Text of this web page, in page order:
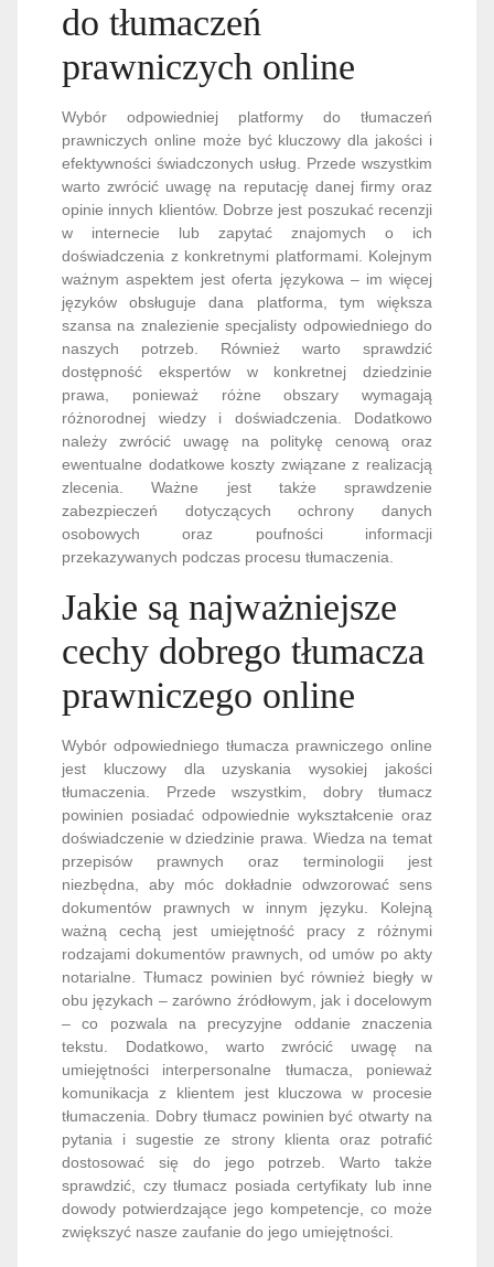
do tłumaczeń
prawniczych online
Wybór odpowiedniej platformy do tłumaczeń
prawniczych online może być kluczowy dla jakości i
efektywności świadczonych usług. Przede wszystkim
warto zwrócić uwagę na reputację danej firmy oraz
opinie innych klientów. Dobrze jest poszukać recenzji
w internecie lub zapytać znajomych o ich
doświadczenia z konkretnymi platformami. Kolejnym
ważnym aspektem jest oferta językowa – im więcej
języków obsługuje dana platforma, tym większa
szansa na znalezienie specjalisty odpowiedniego do
naszych potrzeb. Również warto sprawdzić
dostępność ekspertów w konkretnej dziedzinie
prawa, ponieważ różne obszary wymagają
różnorodnej wiedzy i doświadczenia. Dodatkowo
należy zwrócić uwagę na politykę cenową oraz
ewentualne dodatkowe koszty związane z realizacją
zlecenia. Ważne jest także sprawdzenie
zabezpieczeń dotyczących ochrony danych
osobowych oraz poufności informacji
przekazywanych podczas procesu tłumaczenia.
Jakie są najważniejsze
cechy dobrego tłumacza
prawniczego online
Wybór odpowiedniego tłumacza prawniczego online
jest kluczowy dla uzyskania wysokiej jakości
tłumaczenia. Przede wszystkim, dobry tłumacz
powinien posiadać odpowiednie wykształcenie oraz
doświadczenie w dziedzinie prawa. Wiedza na temat
przepisów prawnych oraz terminologii jest
niezbędna, aby móc dokładnie odwzorować sens
dokumentów prawnych w innym języku. Kolejną
ważną cechą jest umiejętność pracy z różnymi
rodzajami dokumentów prawnych, od umów po akty
notarialne. Tłumacz powinien być również biegły w
obu językach – zarówno źródłowym, jak i docelowym
– co pozwala na precyzyjne oddanie znaczenia
tekstu. Dodatkowo, warto zwrócić uwagę na
umiejętności interpersonalne tłumacza, ponieważ
komunikacja z klientem jest kluczowa w procesie
tłumaczenia. Dobry tłumacz powinien być otwarty na
pytania i sugestie ze strony klienta oraz potrafić
dostosować się do jego potrzeb. Warto także
sprawdzić, czy tłumacz posiada certyfikaty lub inne
dowody potwierdzające jego kompetencje, co może
zwiększyć nasze zaufanie do jego umiejętności.